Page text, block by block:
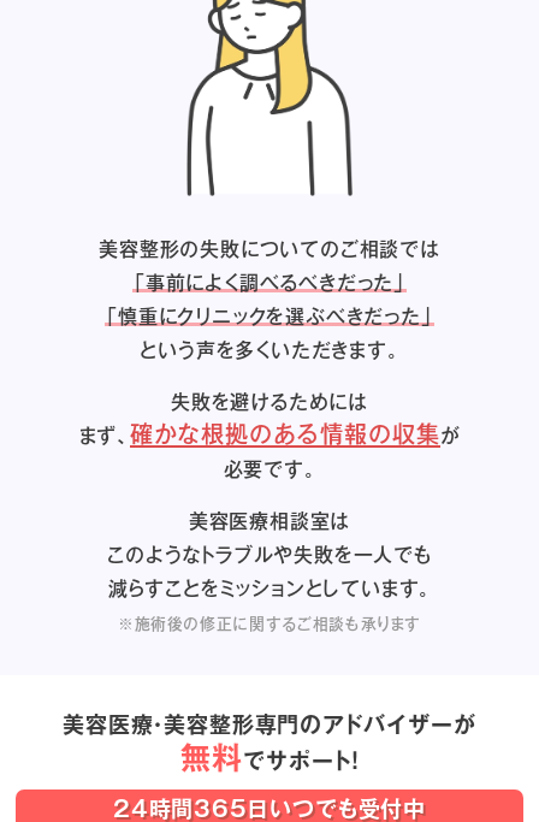
美容整形の失敗についてのご相談では
「事前によく調べるべきだった」
「慎重にクリニックを選ぶべきだった」
という声を多くいただきます。
失敗を避けるためには
まず、確かな根拠のある情報の収集が
必要です。
美容医療相談室は
このようなトラブルや失敗を一人でも
減らすことをミッションとしています。
※施術後の修正に関するご相談も承ります
美容医療・美容整形専門のアドバイザーが
無料でサポート！
24時間365日いつでも受付中